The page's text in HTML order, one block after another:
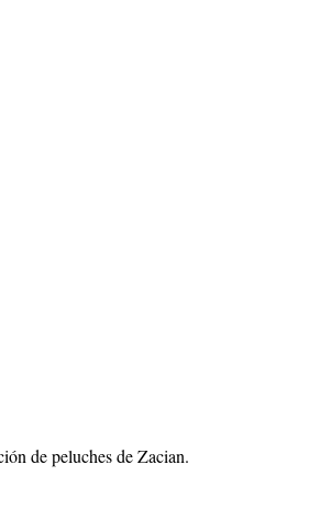
de peluches de Zacian.